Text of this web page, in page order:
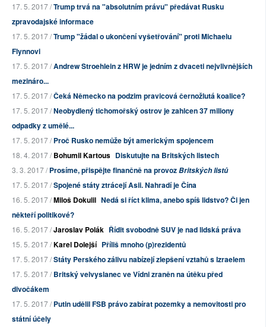
17. 5. 2017 /Trump trvá na "absolutním právu" předávat Rusku
zpravodajské informace
17. 5. 2017 /Trump "žádal o ukončení vyšetřování" proti Michaelu
Flynnovi
17. 5. 2017 /Andrew Stroehlein z HRW je jedním z dvaceti nejvlivnějších
mezináro...
17. 5. 2017 /Čeká Německo na podzim pravicová černožlutá koalice?
17. 5. 2017 /Neobydlený tichomořský ostrov je zahlcen 37 miliony
odpadky z umělé...
17. 5. 2017 /Proč Rusko nemůže být americkým spojencem
18. 4. 2017 /Bohumil Kartous Diskutujte na Britských listech
3. 3. 2017 /Prosíme, přispějte finančně na provozBritských listů
17. 5. 2017 /Spojené státy ztrácejí Asii. Nahradí je Čína
16. 5. 2017 /Miloš Dokulil Nedá si říct klima, anebo spíš lidstvo? Či jen
někteří politikové?
16. 5. 2017 /Jaroslav Polák Řídit svobodně SUV je nad lidská práva
15. 5. 2017 /Karel Dolejší Příliš mnoho (p)rezidentů
17. 5. 2017 /Státy Perského zálivu nabízejí zlepšení vztahů s Izraelem
17. 5. 2017 /Britský velvyslanec ve Vídni zraněn na útěku před
divočákem
17. 5. 2017 /Putin udělil FSB právo zabírat pozemky a nemovitosti pro
státní účely